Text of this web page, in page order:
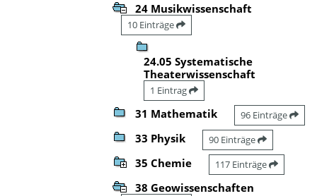
24 Musikwissenschaft
10 Einträge
24.05 Systematische
Theaterwissenschaft
1 Eintrag
31 Mathematik 96 Einträge
33 Physik 90 Einträge
35 Chemie 117 Einträge
38 Geowissenschaften